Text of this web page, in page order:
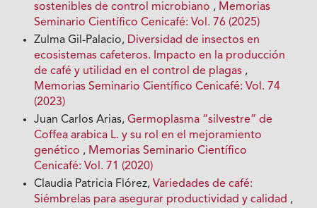
sostenibles de control microbiano , Memorias
Seminario Científico Cenicafé: Vol. 76 (2025)
Zulma Gil-Palacio, Diversidad de insectos en
ecosistemas cafeteros. Impacto en la producción
de café y utilidad en el control de plagas ,
Memorias Seminario Científico Cenicafé: Vol. 74
(2023)
Juan Carlos Arias,Germoplasma “silvestre” de
Coffea arabica L. y su rol en el mejoramiento
genético , Memorias Seminario Científico
Cenicafé: Vol. 71 (2020)
Claudia Patricia Flórez,Variedades de café:
Siémbrelas para asegurar productividad y calidad ,